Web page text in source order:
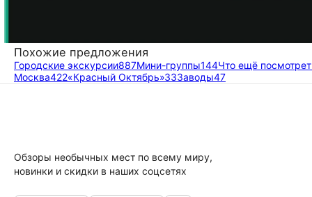
Похожие предложения
Городские экскурсии887Мини-группы144Что ещё
Москва422«Красный Октябрь»33Заводы47
Обзоры необычных мест по всему миру,
новинки и скидки в наших соцсетях